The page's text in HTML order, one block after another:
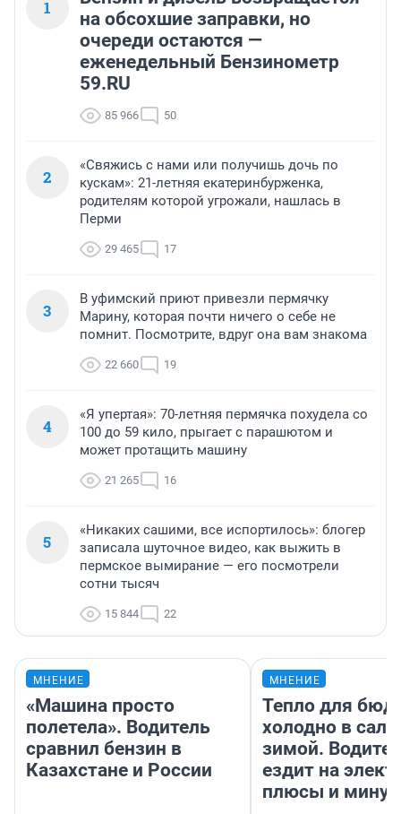
1
на обсохшие заправки, но
очереди остаются —
еженедельный Бензинометр
59.RU
85 966 50
2
«Свяжись с нами или получишь дочь по
кускам»: 21-летняя екатеринбурженка,
родителям которой угрожали, нашлась в
Перми
29 465 17
3
В уфимский приют привезли пермячку
Марину, которая почти ничего о себе не
помнит. Посмотрите, вдруг она вам знакома
22 660 19
4
«Я упертая»: 70-летняя пермячка похудела со
100 до 59 кило, прыгает с парашютом и
может протащить машину
21 265 16
5
«Никаких сашими, все испортилось»: блогер
записала шуточное видео, как выжить в
пермское вымирание — его посмотрели
сотни тысяч
15 844 22
МНЕНИЕ
«Машина просто
полетела». Водитель
сравнил бензин в
Казахстане и России
МНЕНИЕ
Тепло для
холодно в
зимой.
ездит на
плюсы и